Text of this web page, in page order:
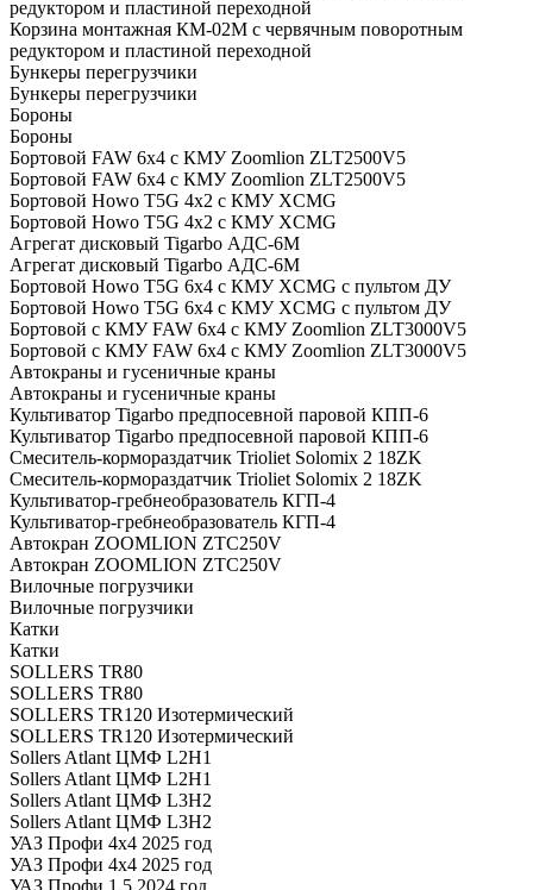
редуктором и пластиной переходной
Корзина монтажная КМ-02М с червячным поворотным
редуктором и пластиной переходной
Бункеры перегрузчики
Бункеры перегрузчики
Бороны
Бороны
Бортовой FAW 6х4 с КМУ Zoomlion ZLT2500V5
Бортовой FAW 6х4 с КМУ Zoomlion ZLT2500V5
Бортовой Howo T5G 4х2 c КМУ XCMG
Бортовой Howo T5G 4х2 c КМУ XCMG
Агрегат дисковый Tigarbo АДС-6M
Агрегат дисковый Tigarbo АДС-6M
Бортовой Howo T5G 6х4 c КМУ XCMG с пультом ДУ
Бортовой Howo T5G 6х4 c КМУ XCMG с пультом ДУ
Бортовой с КМУ FAW 6х4 c КМУ Zoomlion ZLT3000V5
Бортовой с КМУ FAW 6х4 c КМУ Zoomlion ZLT3000V5
Автокраны и гусеничные краны
Автокраны и гусеничные краны
Культиватор Tigarbo предпосевной паровой КПП-6
Культиватор Tigarbo предпосевной паровой КПП-6
Смеситель-кормораздатчик Trioliet Solomix 2 18ZK
Смеситель-кормораздатчик Trioliet Solomix 2 18ZK
Культиватор-гребнеобразователь КГП-4
Культиватор-гребнеобразователь КГП-4
Автокран ZOOMLION ZTC250V
Автокран ZOOMLION ZTC250V
Вилочные погрузчики
Вилочные погрузчики
Катки
Катки
SOLLERS TR80
SOLLERS TR80
SOLLERS TR120 Изотермический
SOLLERS TR120 Изотермический
Sollers Atlant ЦМФ L2H1
Sollers Atlant ЦМФ L2H1
Sollers Atlant ЦМФ L3H2
Sollers Atlant ЦМФ L3H2
УАЗ Профи 4х4 2025 год
УАЗ Профи 4х4 2025 год
УАЗ Профи 1,5 2024 год